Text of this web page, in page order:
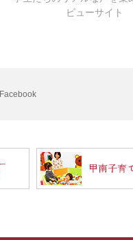
ビューサイト
Facebook